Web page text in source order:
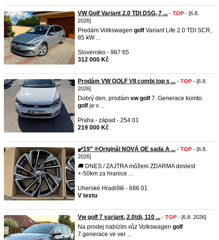
VW Golf Variant 2.0 TDI DSG, 7 ... - TOP - [6.8.
2026]
Predám Volkswagen golf Variant Life 2.0 TDI SCR,
85 kW ...
Slovensko - 987 65
312 000 Kč
Prodám VW GOLF VII combi top s ... - TOP - [6.8.
2026]
Dobrý den, prodám vw golf 7. Generace kombi.
golf je v ...
Praha - západ - 254 01
219 000 Kč
✔️19” ®Originál NOVÁ OE sada A ... - TOP - [6.8.
2026]
🚚 DNES / ZAJTRA môžem ZDARMA doviest
+-50km za hranice ...
Uherské Hradiště - 686 01
V textu
Vw golf 7 variant, 2.0tdi, 110 ... - TOP - [6.8. 2026]
Na prodej nabízím vůz Volkswagen golf
7.generace ve ver ...